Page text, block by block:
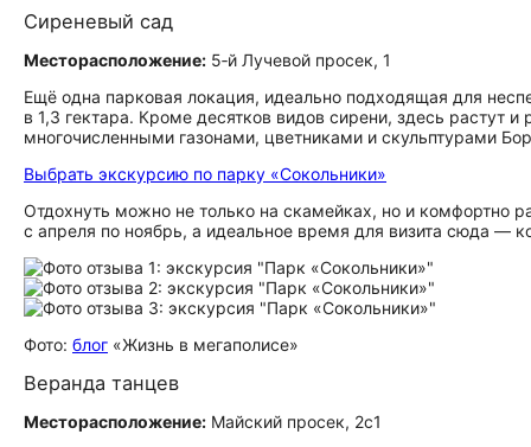
Сиреневый сад
Месторасположение: 5‑й Лучевой просек, 1
Ещё одна парковая локация, идеально подходящая для
в 1,3 гектара. Кроме десятков видов сирени, здесь растут
многочисленными газонами, цветниками и скульптурами
Выбрать экскурсию по парку «Сокольники»
Отдохнуть можно не только на скамейках, но и комфортно
с апреля по ноябрь, а идеальное время для визита сюда —
Фото: блог «Жизнь в мегаполисе»
Веранда танцев
Месторасположение: Майский просек, 2с1